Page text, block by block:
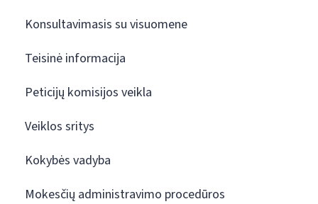
Konsultavimasis su visuomene
Teisinė informacija
Peticijų komisijos veikla
Veiklos sritys
Kokybės vadyba
Mokesčių administravimo procedūros